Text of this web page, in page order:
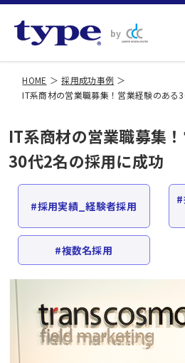
by
HOME
採用成功事例
IT系商材の営業職募集！営業経験のある
IT系商材の営業職募集
30代2名の採用に成功
採用実績_経験者採用
複数名採用